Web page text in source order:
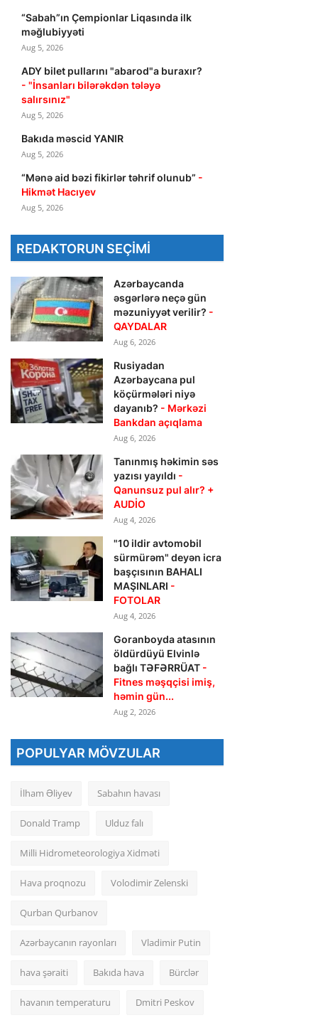
“Sabah”ın Çempionlar Liqasında ilk
məğlubiyyəti
Aug 5, 2026
ADY bilet pullarını "abarod"a buraxır?
- "İnsanları bilərəkdən tələyə
salırsınız"
Aug 5, 2026
Bakıda məscid YANIR
Aug 5, 2026
“Mənə aid bəzi fikirlər təhrif olunub” -
Hikmət Hacıyev
Aug 5, 2026
REDAKTORUN SEÇIMI
Azərbaycanda
əsgərlərə neçə gün
məzuniyyət verilir? -
QAYDALAR
Aug 6, 2026
Rusiyadan
Azərbaycana pul
köçürmələri niyə
dayanıb? - Mərkəzi
Bankdan açıqlama
Aug 6, 2026
Tanınmış həkimin səs
yazısı yayıldı -
Qanunsuz pul alır? +
AUDİO
Aug 4, 2026
"10 ildir avtomobil
sürmürəm" deyən icra
başçısının BAHALI
MAŞINLARI -
FOTOLAR
Aug 4, 2026
Goranboyda atasının
öldürdüyü Elvinlə
bağlı TƏFƏRRÜAT -
Fitnes məşqçisi imiş,
həmin gün...
Aug 2, 2026
POPULYAR MÖVZULAR
İlham Əliyev Sabahın havası
Donald Tramp Ulduz falı
Milli Hidrometeorologiya Xidməti
Hava proqnozu Volodimir Zelenski
Qurban Qurbanov
Azərbaycanın rayonları Vladimir Putin
hava şəraiti Bakıda hava Bürclər
havanın temperaturu Dmitri Peskov